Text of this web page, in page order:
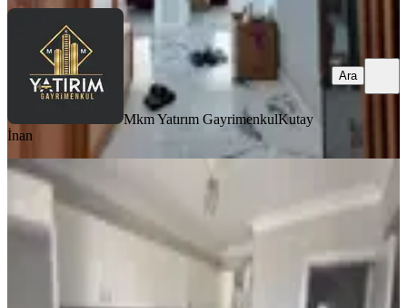
Mkm Yatırım GayrimenkulKutay
İnan
Ara
BALKONLU
Reşatbey Mah. 3+1 Kiralık Daire
Akhisar, Reşat Bey Mahallesi
145 m² ·4. Kat 30.07.2026